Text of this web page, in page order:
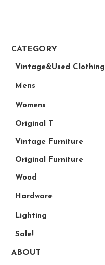
CATEGORY
Vintage&Used Clothing
Mens
Womens
Original T
Vintage Furniture
Original Furniture
Wood
Hardware
Lighting
Sale!
ABOUT